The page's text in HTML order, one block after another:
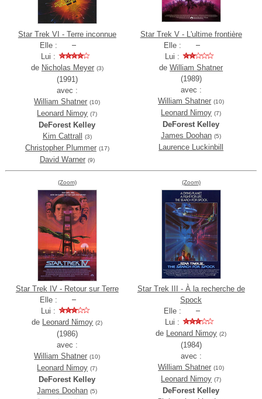
Star Trek VI - Terre inconnue
Elle :
Lui :
de Nicholas Meyer (3)
(1991)
avec :
William Shatner (10)
Leonard Nimoy (7)
DeForest Kelley
Kim Cattrall
(3)
Christopher Plummer (17)
David Warner (9)
Star Trek V - L'ultime frontière
Elle :
Lui :
deWilliam Shatner
(1989)
avec :
William Shatner (10)
Leonard Nimoy (7)
DeForest Kelley
James Doohan (5)
Laurence Luckinbill
(Zoom)
Star Trek IV - Retour sur Terre
Elle :
Lui :
de Leonard Nimoy (2)
(1986)
avec :
William Shatner (10)
Leonard Nimoy (7)
DeForest Kelley
James Doohan (5)
(Zoom)
Star Trek III - À la recherche de
Spock
Elle :
Lui :
de Leonard Nimoy (2)
(1984)
avec :
William Shatner (10)
Leonard Nimoy (7)
DeForest Kelley